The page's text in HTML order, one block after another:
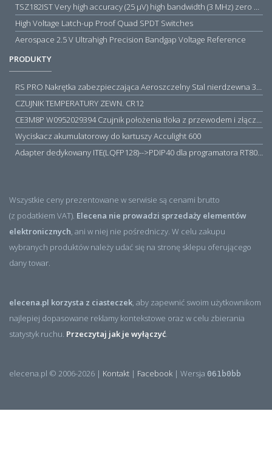
TSZ182IST Very high accuracy (25 µV) high bandwidth (3 MHz) zero drift 5 V operational amplifiers
High Voltage Latch-up Proof Quad SPDT Switches
Aerospace 2.5 V Ultrahigh Precision Bandgap Voltage Reference
PRODUKTY
RS PRO Nakrętka zabezpieczająca Aeroszczelny Stal nierdzewna 316 Zwykłe
CZUJNIK TEMPERATURY ZEWN. CR12
CE3M8P W0952029394 Czujnik położenia tłoka z przewodem i złączem M8, PNP NO, 10...30VDC, 100mA, METALWORK, METAL WORK jak MZT1-0
Wyciskacz akumulatorowy do kartuszy Acculight 600
Adapter dedykowany ITE(LQFP128)-->PDIP40 dla programatora RT809H/RT809F (simple)
Wszystkie ceny prezentowane w serwisie są cenami brutto
(z podatkiem VAT). Elecena nie prowadzi sprzedaży elementów
elektronicznych, ani w niej nie pośredniczy. W celu zakupu
wybranych produktów należy udać się na stronę sklepu oferującego
dany towar.
elecena.pl korzysta z ciasteczek, aby zapewnić swoim użytkownikom
najlepiej dopasowane reklamy kontekstowe oraz w celu zbierania
statystyk ruchu. Przeczytaj jak je wyłączyć.
elecena.pl © 2006-2026 | Kontakt | Facebook | Wersja 061b0bb